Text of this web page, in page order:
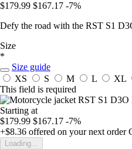
$179.99 $167.17 -7%
Defy the road with the RST S1
Size
*
Size guide
XS
S M L XL
This field is required
Starting at
$179.99 $167.17 -7%
+$8.36 offered on your next order
Loading...